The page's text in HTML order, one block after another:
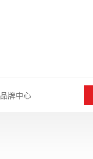
品牌中心